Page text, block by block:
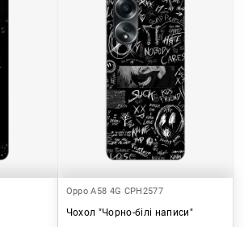
Oppo A58 4G CPH2577
Чохол "Чорно-білі написи"